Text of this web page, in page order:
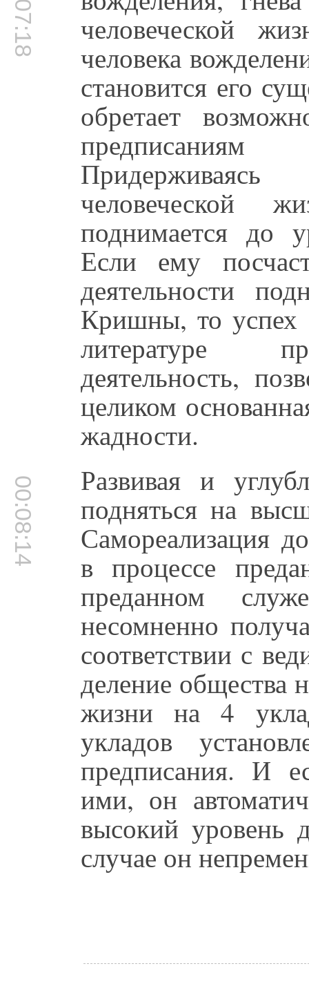
человеческой
человека
становится его
обретает
предписаниям
человеческой
поднимается до
Если ему
деятельности
Кришны, то успех
литературе
деятельность,
целиком
жадности.
00:08:14 Развивая и
подняться на
Самореализация
в процессе
преданном
несомненно
соответствии с
деление общества
жизни на 4
укладов
предписания. И
ими, он
высокий уровень
случае он